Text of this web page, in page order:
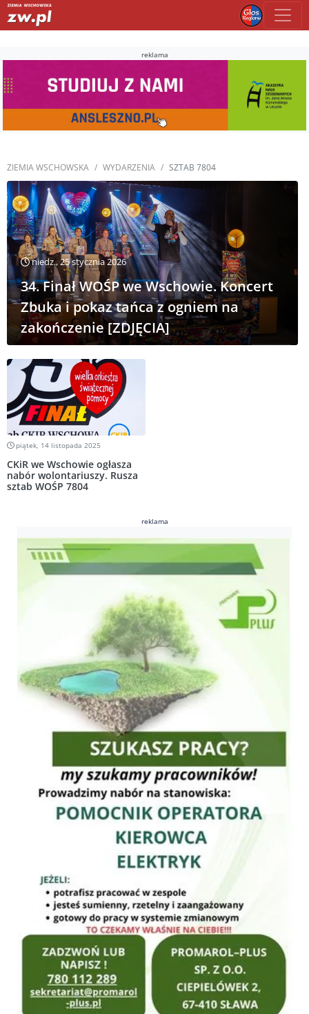
reklama
ZIEMIA WSCHOWSKA WYDARZENIA SZTAB 7804
niedz., 25 stycznia 2026
34. Finał WOŚP we Wschowie. Koncert
Zbuka i pokaz tańca z ogniem na
zakończenie [ZDJĘCIA]
piątek, 14 listopada 2025
CKiR we Wschowie ogłasza
nabór wolontariuszy. Rusza
sztab WOŚP 7804
reklama